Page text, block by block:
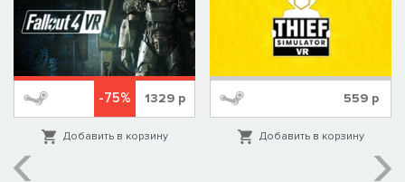
-75% 1329 р
Добавить в корзину
559 р
Добавить в корзину